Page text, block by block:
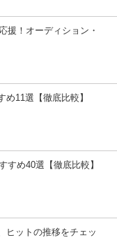
援！オーディション・
11選【徹底比較】
すめ40選【徹底比較】
ヒットの推移をチェッ